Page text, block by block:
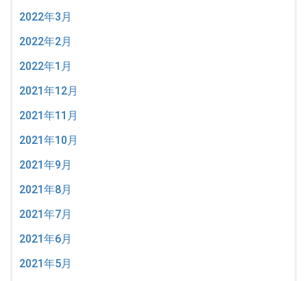
2022年3月
2022年2月
2022年1月
2021年12月
2021年11月
2021年10月
2021年9月
2021年8月
2021年7月
2021年6月
2021年5月